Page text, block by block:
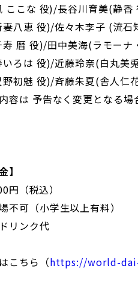
ここな 役)/長谷川育美(静
妻八恵 役)/佐々木李子 (流石
寿 暦 役)/田中美海(ラモーナ
いろは 役)/近藤玲奈(白丸美
初魅 役)/斉藤朱夏(舎人仁
容は 予告なく変更となる場
】
円（税込）
不可（小学生以上有料）
リンク代
こちら（https://world-